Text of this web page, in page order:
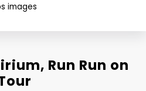
images
Run Run on